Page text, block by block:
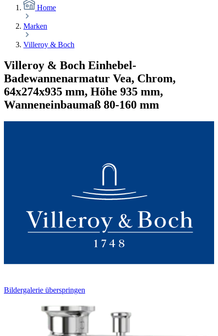
Home
Marken
Villeroy & Boch
Villeroy & Boch Einhebel-
Badewannenarmatur Vea, Chrom,
64x274x935 mm, Höhe 935 mm,
Wanneneinbaumaß 80-160 mm
Bildergalerie überspringen